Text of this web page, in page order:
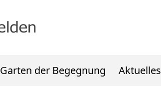
Garten der Begegnung Aktuelles